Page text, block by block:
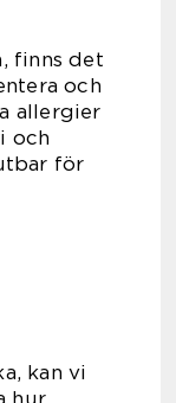
finns det
och
allergier
och
för
kan vi